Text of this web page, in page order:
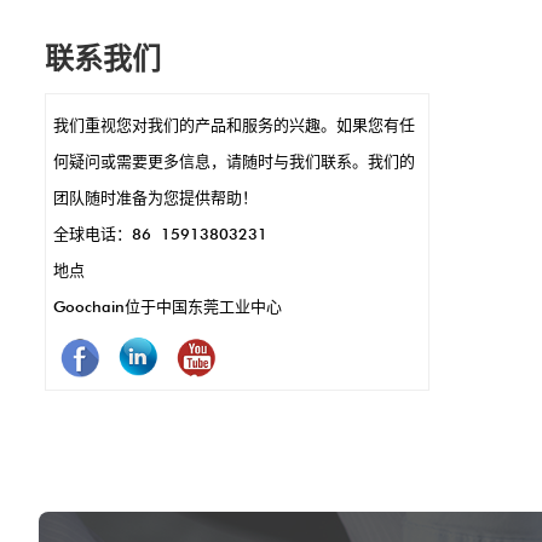
计，例如在手持式终端或读卡器中。 POGO引
交易的关键。另外，它们耐用且耐腐蚀，这意
味着更少的维护和更长的使用。简而言之，
Pogo引脚使POS系统的运作效果更好，更快，
联系我们
我们重视您对我们的产品和服务的兴趣。如果您有任
何疑问或需要更多信息，请随时与我们联系。我们的
团队随时准备为您提供帮助！
全球电话：86 15913803231
地点
Goochain位于中国东莞工业中心